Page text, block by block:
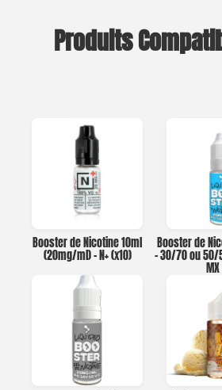
Produits
Booster de Nicotine 10ml
(20mg/ml) – N+ (x10)
Booster de
– 30/70 ou 50/